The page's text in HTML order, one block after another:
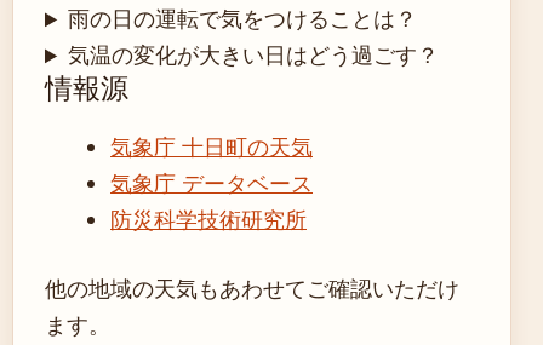
雨の日の運転で気をつけることは？
気温の変化が大きい日はどう過ごす？
情報源
気象庁 十日町の天気
気象庁 データベース
防災科学技術研究所
他の地域の天気もあわせてご確認いただけ
ます。